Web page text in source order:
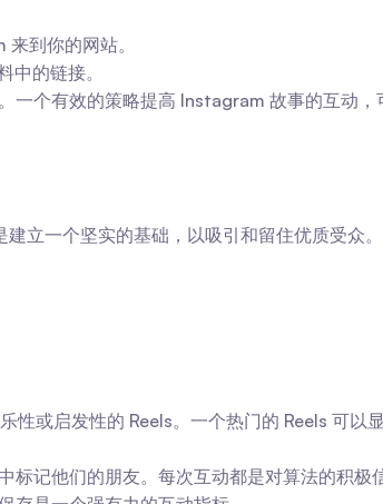
到你的网站。
的链接。
一个有效的策略提高 Instagram 故事的互动
立一个坚实的基础，以吸引和留住优质受众。
或启发性的 Reels。一个热门的 Reels 可以
标记他们的朋友。每次互动都是对算法的积极